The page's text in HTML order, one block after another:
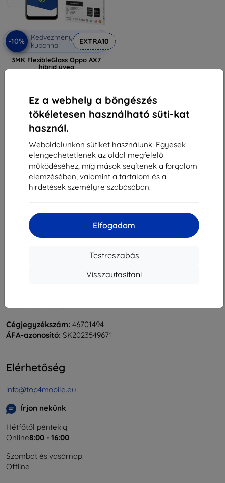
Ez a webhely a böngészés
tökéletesen használható süti-kat
használ.
Weboldalunkon sütiket használunk. Egyesek
elengedhetetlenek az oldal megfelelő
működéséhez, míg mások segítenek a forgalom
elemzésében, valamint a tartalom és a
hirdetések személyre szabásában.
Elfogadom
Testreszabás
Visszautasítani
-10%
Kedvezmény
kuponnal
EXTRA10
3MK FlexibleGlass Oppo AX7
hibrid üveg
Raktáron > 5 darab
Összes találat5
841 04 Bratislava
Cégjegyzékszám: 46701494
ÁFA-azonosító: SK2023549671
Elérhetőség
info@top4mobile.eu
Írjon nekünk
Hétfőtől péntekig:
Online8:00 - 16:00
Szombat és vasárnap:
Offline